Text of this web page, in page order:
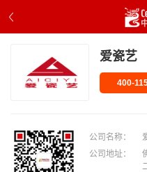
爱瓷艺
400-
公司名称：
公司地址：